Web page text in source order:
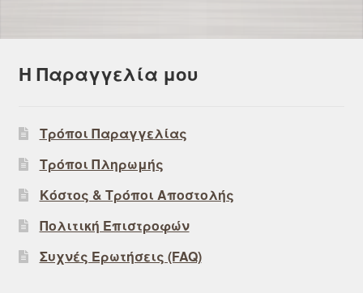
Η Παραγγελία μου
Τρόποι Παραγγελίας
Τρόποι Πληρωμής
Κόστος & Τρόποι Αποστολής
Πολιτική Επιστροφών
Συχνές Ερωτήσεις (FAQ)